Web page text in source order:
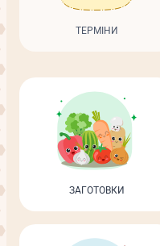
ТЕРМІНИ
ЗАГОТОВКИ